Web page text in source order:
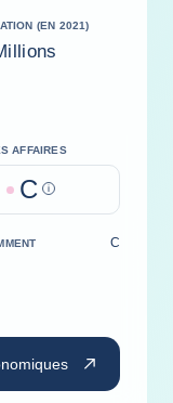
(EN 2021)
AFFAIRES
C Help
C